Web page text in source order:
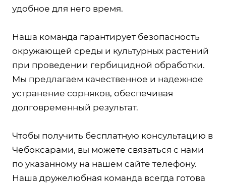
удобное для него время.
Наша команда гарантирует безопасность
окружающей среды и культурных растений
при проведении гербицидной обработки.
Мы предлагаем качественное и надежное
устранение сорняков, обеспечивая
долговременный результат.
Чтобы получить бесплатную консультацию в
Чебоксарами, вы можете связаться с нами
по указанному на нашем сайте телефону.
Наша дружелюбная команда всегда готова